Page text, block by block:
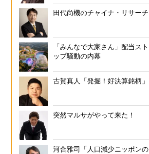
田代尚機のチャイナ・リサーチ
「みんなで大家さん」配当スト
ップ騒動の内幕
古賀真人「発掘！好決算銘柄」
突然マルサがやって来た！
河合雅司「人口減少ニッポンの